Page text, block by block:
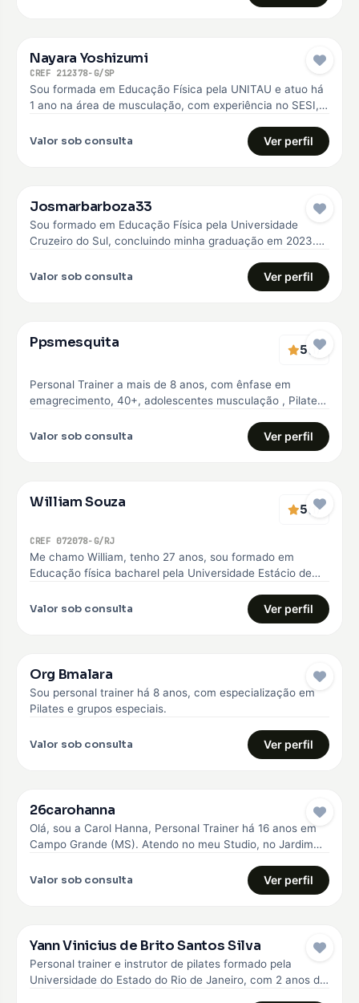
Nayara Yoshizumi
CREF 212378-G/SP
Sou formada em Educação Física pela UNITAU e atuo há
1 ano na área de musculação, com experiência no SESI,…
Valor sob consulta Ver perfil
Josmarbarboza33
Sou formado em Educação Física pela Universidade
Cruzeiro do Sul, concluindo minha graduação em 2023.
Valor sob consulta Ver perfil
Ppsmesquita 5(1)
Personal Trainer a mais de 8 anos, com ênfase em
emagrecimento, 40+, adolescentes musculação , Pilates
Valor sob consulta Ver perfil
William Souza 5(1)
CREF 072078-G/RJ
Me chamo William, tenho 27 anos, sou formado em
Educação física bacharel pela Universidade Estácio de
Valor sob consulta Ver perfil
Org Bmalara
Sou personal trainer há 8 anos, com especialização em
Pilates e grupos especiais.
Valor sob consulta Ver perfil
26carohanna
Olá, sou a Carol Hanna, Personal Trainer há 16 anos em
Campo Grande (MS). Atendo no meu Studio, no Jardim…
Valor sob consulta Ver perfil
Yann Vinicius de Brito Santos Silva
Personal trainer e instrutor de pilates formado pela
Universidade do Estado do Rio de Janeiro, com 2 anos de